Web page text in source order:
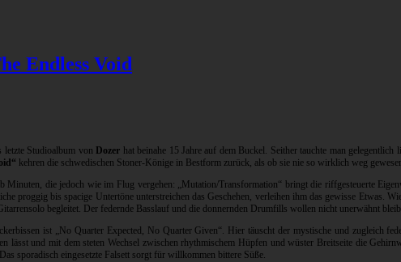
Endless Void
letzte Studioalbum von Dozer hat beinahe 15 Jahre auf dem Buckel. Seither tauchte man
kehren die schwedischen Stoner-Könige in Bestform zurück, als ob sie nie so wirklich weg
Minuten, die jedoch wie im Flug vergehen: „Mutation/Transformation“ bringt die riffgesteuerte
proggig bis spacige Untertöne unterstreichen das Geschehen, verleihen ihm das gewisse
begleitet. Der federnde Basslauf und die donnernden Drumfills wollen nicht unerwähnt
ist „No Quarter Expected, No Quarter Given“. Hier täuscht der mystische und zugleich
lässt und mit dem steten Wechsel zwischen rhythmischem Hüpfen und wüster Breitseite die
sporadisch eingesetzte Falsett sorgt für willkommen bittere Süße.